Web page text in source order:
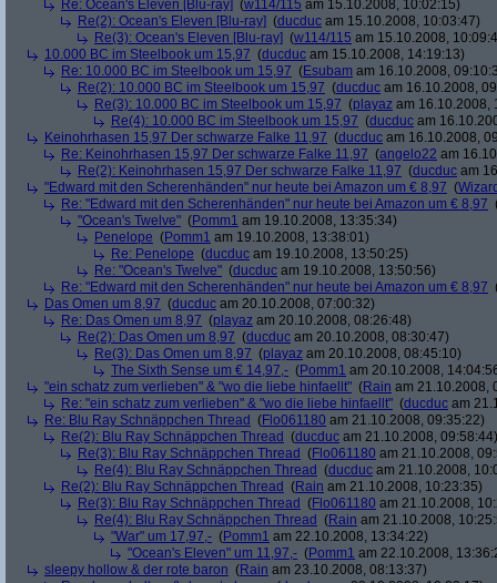
Re: Ocean's Eleven [Blu-ray] (w114/115 am 15.10.2008, 10:02:15)
Re(2): Ocean's Eleven [Blu-ray] (ducduc am 15.10.2008, 10:03:47)
Re(3): Ocean's Eleven [Blu-ray] (w114/115 am 15.10.2008,
10.000 BC im Steelbook um 15,97 (ducduc am 15.10.2008, 14:19:13)
Re: 10.000 BC im Steelbook um 15,97 (Esubam am 16.10.2008,
Re(2): 10.000 BC im Steelbook um 15,97 (ducduc am 16.10.2008,
Re(3): 10.000 BC im Steelbook um 15,97 (playaz am 16.10.2008,
Re(4): 10.000 BC im Steelbook um 15,97 (ducduc am
Keinohrhasen 15,97 Der schwarze Falke 11,97 (ducduc am 16.10.2008,
Re: Keinohrhasen 15,97 Der schwarze Falke 11,97 (angelo22 am
Re(2): Keinohrhasen 15,97 Der schwarze Falke 11,97 (ducduc am
"Edward mit den Scherenhänden" nur heute bei Amazon um € 8,97 (
Re: "Edward mit den Scherenhänden" nur heute bei Amazon um € 8,97
"Ocean's Twelve" (Pomm1 am 19.10.2008, 13:35:34)
Penelope (Pomm1 am 19.10.2008, 13:38:01)
Re: Penelope (ducduc am 19.10.2008, 13:50:25)
Re: "Ocean's Twelve" (ducduc am 19.10.2008, 13:50:56)
Re: "Edward mit den Scherenhänden" nur heute bei Amazon um € 8,97
Das Omen um 8,97 (ducduc am 20.10.2008, 07:00:32)
Re: Das Omen um 8,97 (playaz am 20.10.2008, 08:26:48)
Re(2): Das Omen um 8,97 (ducduc am 20.10.2008, 08:30:47)
Re(3): Das Omen um 8,97 (playaz am 20.10.2008, 08:45:10)
The Sixth Sense um € 14,97,- (Pomm1 am 20.10.2008,
"ein schatz zum verlieben" & "wo die liebe hinfaellt" (Rain am 21.10.2008,
Re: "ein schatz zum verlieben" & "wo die liebe hinfaellt" (ducduc am
Re: Blu Ray Schnäppchen Thread (Flo061180 am 21.10.2008, 09:35:22)
Re(2): Blu Ray Schnäppchen Thread (ducduc am 21.10.2008, 09:58:44)
Re(3): Blu Ray Schnäppchen Thread (Flo061180 am 21.10.2008,
Re(4): Blu Ray Schnäppchen Thread (ducduc am 21.10.2008,
Re(2): Blu Ray Schnäppchen Thread (Rain am 21.10.2008, 10:23:35)
Re(3): Blu Ray Schnäppchen Thread (Flo061180 am 21.10.2008,
Re(4): Blu Ray Schnäppchen Thread (Rain am 21.10.2008,
"War" um 17,97,- (Pomm1 am 22.10.2008, 13:34:22)
"Ocean's Eleven" um 11,97,- (Pomm1 am 22.10.2008,
sleepy hollow & der rote baron (Rain am 23.10.2008, 08:13:37)